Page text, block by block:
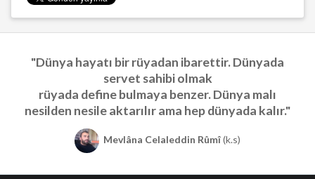
"Dünya hayatı bir rüyadan ibarettir. Dünyada
servet sahibi olmak
rüyada define bulmaya benzer. Dünya malı
nesilden nesile aktarılır ama hep dünyada kalır."
Mevlâna Celaleddin Rûmî(k.s)